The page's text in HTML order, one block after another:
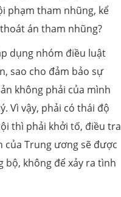
phạm tham nhũng, kể
án tham nhũng?
dụng nhóm điều luật
sao cho đảm bảo sự
không phải của mình
Vì vậy, phải có thái độ
thì phải khởi tố, điều tra
của Trung ương sẽ được
bộ, không để xảy ra tình